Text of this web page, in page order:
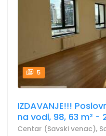
5
IZDAVANJE!!!
na vodi, 98, 63 m² -
Centar (Savski venac),